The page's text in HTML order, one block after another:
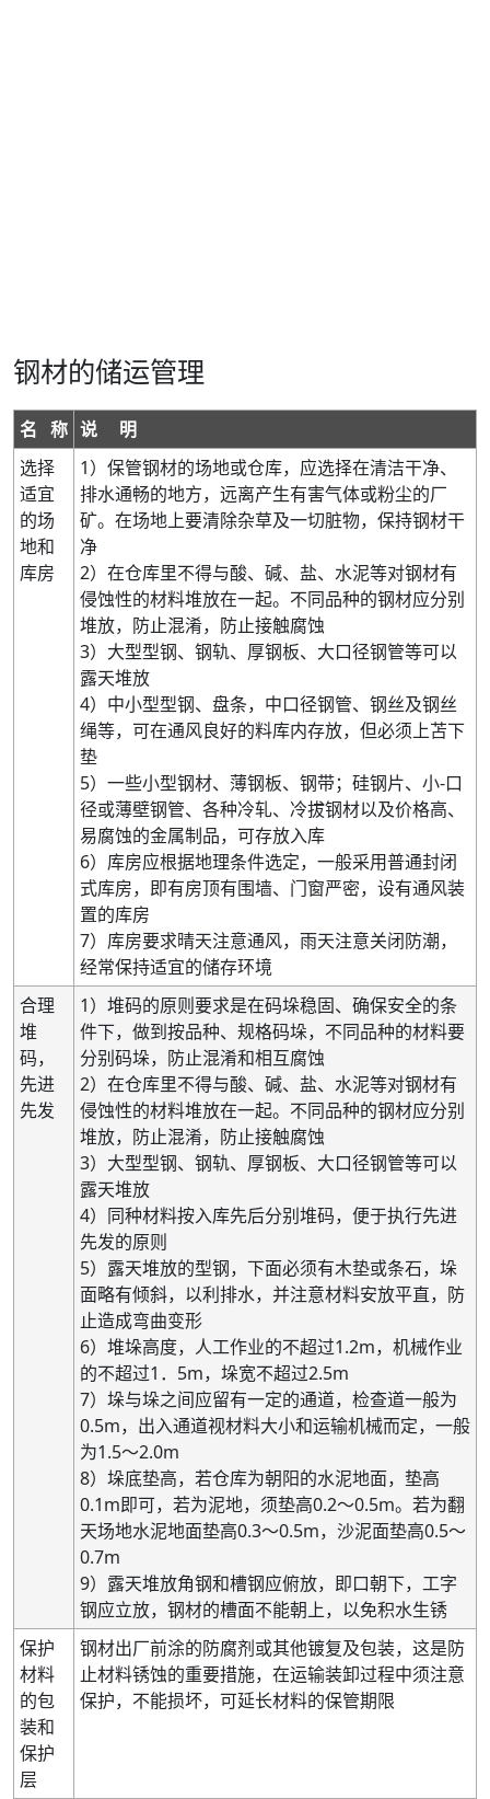
钢材的储运管理
名 称 说 明
选择
适宜
的场
地和
库房
1）保管钢材的场地或仓库，应选择在清洁干净、
排水通畅的地方，远离产生有害气体或粉尘的厂
矿。在场地上要清除杂草及一切脏物，保持钢材干
净
2）在仓库里不得与酸、碱、盐、水泥等对钢材有
侵蚀性的材料堆放在一起。不同品种的钢材应分别
堆放，防止混淆，防止接触腐蚀
3）大型型钢、钢轨、厚钢板、大口径钢管等可以
露天堆放
4）中小型型钢、盘条，中口径钢管、钢丝及钢丝
绳等，可在通风良好的料库内存放，但必须上苫下
垫
5）一些小型钢材、薄钢板、钢带；硅钢片、小-口
径或薄壁钢管、各种冷轧、冷拔钢材以及价格高、
易腐蚀的金属制品，可存放入库
6）库房应根据地理条件选定，一般采用普通封闭
式库房，即有房顶有围墙、门窗严密，设有通风装
置的库房
7）库房要求晴天注意通风，雨天注意关闭防潮，
经常保持适宜的储存环境
合理
堆
码，
先进
先发
1）堆码的原则要求是在码垛稳固、确保安全的条
件下，做到按品种、规格码垛，不同品种的材料要
分别码垛，防止混淆和相互腐蚀
2）在仓库里不得与酸、碱、盐、水泥等对钢材有
侵蚀性的材料堆放在一起。不同品种的钢材应分别
堆放，防止混淆，防止接触腐蚀
3）大型型钢、钢轨、厚钢板、大口径钢管等可以
露天堆放
4）同种材料按入库先后分别堆码，便于执行先进
先发的原则
5）露天堆放的型钢，下面必须有木垫或条石，垛
面略有倾斜，以利排水，并注意材料安放平直，防
止造成弯曲变形
6）堆垛高度，人工作业的不超过1.2m，机械作业
的不超过1．5m，垛宽不超过2.5m
7）垛与垛之间应留有一定的通道，检查道一般为
0.5m，出入通道视材料大小和运输机械而定，一般
为1.5～2.0m
8）垛底垫高，若仓库为朝阳的水泥地面，垫高
0.1m即可，若为泥地，须垫高0.2～0.5m。若为翻
天场地水泥地面垫高0.3～0.5m，沙泥面垫高0.5～
0.7m
9）露天堆放角钢和槽钢应俯放，即口朝下，工字
钢应立放，钢材的槽面不能朝上，以免积水生锈
保护
材料
的包
装和
保护
层
钢材出厂前涂的防腐剂或其他镀复及包装，这是防
止材料锈蚀的重要措施，在运输装卸过程中须注意
保护，不能损坏，可延长材料的保管期限